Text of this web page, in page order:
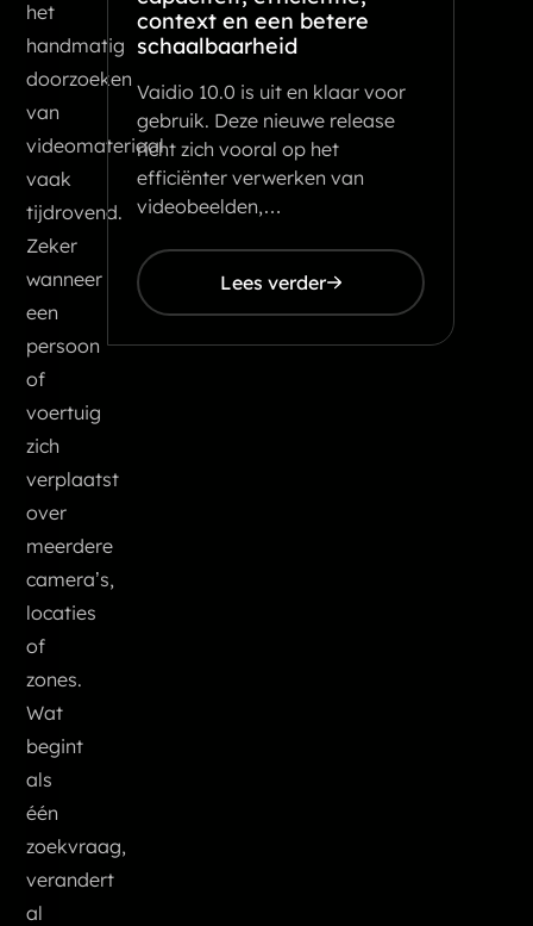
het
handmatig
doorzoeken
van
videomateriaal
vaak
tijdrovend.
Zeker
wanneer
een
persoon
of
voertuig
zich
verplaatst
over
meerdere
camera’s,
locaties
of
zones.
Wat
begint
als
één
zoekvraag,
verandert
al
context en een betere
schaalbaarheid
Vaidio 10.0 is uit en klaar voor
gebruik. Deze nieuwe release
richt zich vooral op het
efficiënter verwerken van
videobeelden,…
Lees verder